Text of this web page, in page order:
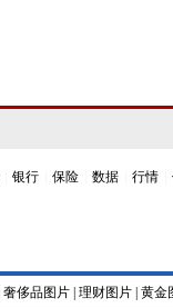
银行 保险 数据 行情
奢侈品图片 理财图片 黄金